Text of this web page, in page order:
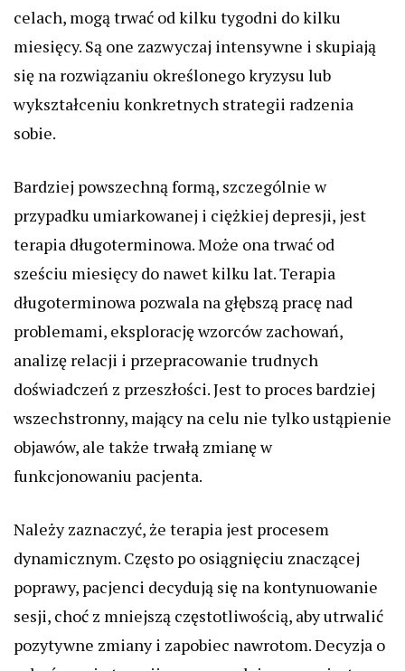
celach, mogą trwać od kilku tygodni do kilku
miesięcy. Są one zazwyczaj intensywne i skupiają
się na rozwiązaniu określonego kryzysu lub
wykształceniu konkretnych strategii radzenia
sobie.
Bardziej powszechną formą, szczególnie w
przypadku umiarkowanej i ciężkiej depresji, jest
terapia długoterminowa. Może ona trwać od
sześciu miesięcy do nawet kilku lat. Terapia
długoterminowa pozwala na głębszą pracę nad
problemami, eksplorację wzorców zachowań,
analizę relacji i przepracowanie trudnych
doświadczeń z przeszłości. Jest to proces bardziej
wszechstronny, mający na celu nie tylko ustąpienie
objawów, ale także trwałą zmianę w
funkcjonowaniu pacjenta.
Należy zaznaczyć, że terapia jest procesem
dynamicznym. Często po osiągnięciu znaczącej
poprawy, pacjenci decydują się na kontynuowanie
sesji, choć z mniejszą częstotliwością, aby utrwalić
pozytywne zmiany i zapobiec nawrotom. Decyzja o